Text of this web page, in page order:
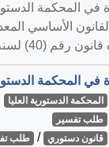
لسنة 1952م ...
المحكمة الدستورية العليا
طلب تفسير
قانون دستوري / طلب